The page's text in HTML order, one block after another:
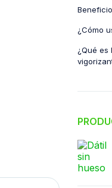
¿Cómo
¿Qué es